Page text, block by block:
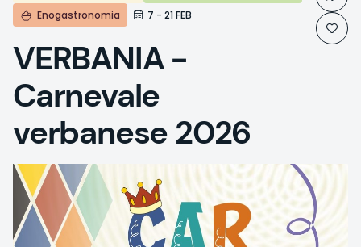
Enogastronomia
7 - 21 FEB
VERBANIA -
Carnevale
verbanese 2026